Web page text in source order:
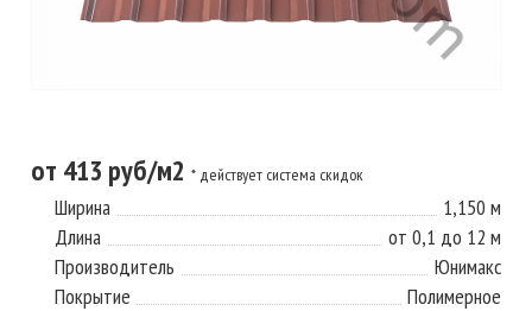
от 413 руб/м2 * действует система скидок
Ширина
1,150 м
Длина
от 0,1 до 12 м
Производитель
Юнимакс
Покрытие
Полимерное